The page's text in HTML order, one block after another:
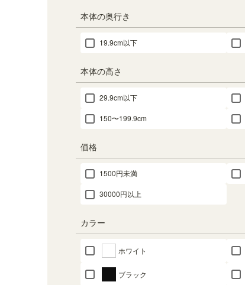
本体の奥行き
19.9cm以下
本体の高さ
29.9cm以下
150〜199.9cm
価格
1500円未満
30000円以上
カラー
ホワイト
ブラック